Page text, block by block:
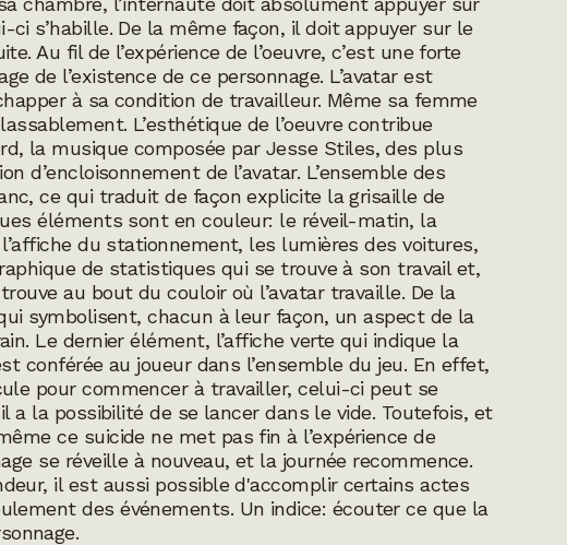
ci s’habille. De la même façon, il doit appuyer sur le
Au fil de l’expérience de l’oeuvre, c’est une forte
de l’existence de ce personnage. L’avatar est
à sa condition de travailleur. Même sa femme
L’esthétique de l’oeuvre contribue
la musique composée par Jesse Stiles, des plus
d’encloisonnement de l’avatar. L’ensemble des
ce qui traduit de façon explicite la grisaille de
éléments sont en couleur: le réveil-matin, la
du stationnement, les lumières des voitures,
de statistiques qui se trouve à son travail et,
au bout du couloir où l’avatar travaille. De la
symbolisent, chacun à leur façon, un aspect de la
Le dernier élément, l’affiche verte qui indique la
conférée au joueur dans l’ensemble du jeu. En effet,
pour commencer à travailler, celui-ci peut se
a la possibilité de se lancer dans le vide. Toutefois, et
ce suicide ne met pas fin à l’expérience de
se réveille à nouveau, et la journée recommence.
il est aussi possible d'accomplir certains actes
des événements. Un indice: écouter ce que la